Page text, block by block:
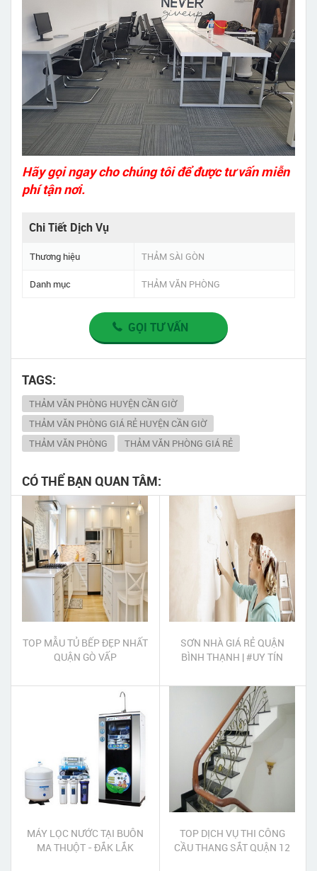
Hãy gọi ngay cho chúng tôi để được tư vấn miễn
phí tận nơi.
Chi Tiết Dịch Vụ
Thương hiệu THẢM SÀI GÒN
Danh mục THẢM VĂN PHÒNG
GỌI TƯ VẤN
TAGS:
THẢM VĂN PHÒNG HUYỆN CẦN GIỜ
THẢM VĂN PHÒNG GIÁ RẺ HUYỆN CẦN GIỜ
THẢM VĂN PHÒNG
THẢM VĂN PHÒNG GIÁ RẺ
CÓ THỂ BẠN QUAN TÂM:
TOP MẪU TỦ BẾP ĐẸP NHẤT
QUẬN GÒ VẤP
SƠN NHÀ GIÁ RẺ QUẬN
BÌNH THẠNH | #UY TÍN
MÁY LỌC NƯỚC TẠI BUÔN
MA THUỘT - ĐẮK LẮK
TOP DỊCH VỤ THI CÔNG
CẦU THANG SẮT QUẬN 12